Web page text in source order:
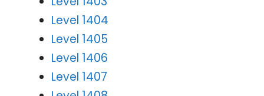
Level 1404
Level 1405
Level 1406
Level 1407